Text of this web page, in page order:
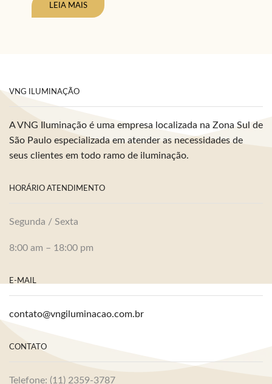
LEIA MAIS
VNG ILUMINAÇÃO
A VNG Iluminação é uma empresa localizada na Zona Sul de
São Paulo especializada em atender as necessidades de
seus clientes em todo ramo de iluminação.
HORÁRIO ATENDIMENTO
Segunda / Sexta
8:00 am – 18:00 pm
E-MAIL
contato@vngiluminacao.com.br
CONTATO
Telefone: (11) 2359-3787